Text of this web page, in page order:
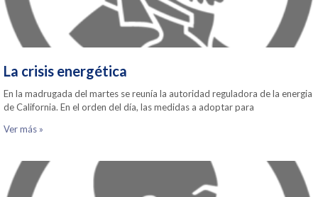
La crisis energética
En la madrugada del martes se reunía la autoridad reguladora de la energia
de California. En el orden del día, las medidas a adoptar para
Ver más »